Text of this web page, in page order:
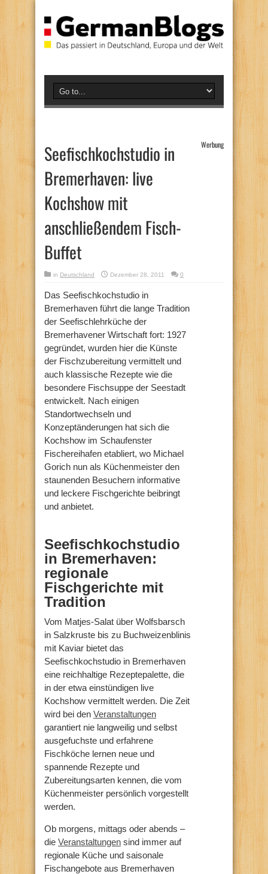
Seefischkochstudio in
Bremerhaven: live
Kochshow mit
anschließendem Fisch-
Buffet
Werbung
in Deutschland Dezember 28, 2011 0
Das Seefischkochstudio in
Bremerhaven führt die lange Tradition
der Seefischlehrküche der
Bremerhavener Wirtschaft fort: 1927
gegründet, wurden hier die Künste
der Fischzubereitung vermittelt und
auch klassische Rezepte wie die
besondere Fischsuppe der Seestadt
entwickelt. Nach einigen
Standortwechseln und
Konzeptänderungen hat sich die
Kochshow im Schaufenster
Fischereihafen etabliert, wo Michael
Gorich nun als Küchenmeister den
staunenden Besuchern informative
und leckere Fischgerichte beibringt
und anbietet.
Seefischkochstudio
in Bremerhaven:
regionale
Fischgerichte mit
Tradition
Vom Matjes-Salat über Wolfsbarsch
in Salzkruste bis zu Buchweizenblinis
mit Kaviar bietet das
Seefischkochstudio in Bremerhaven
eine reichhaltige Rezeptepalette, die
in der etwa einstündigen live
Kochshow vermittelt werden. Die Zeit
wird bei den Veranstaltungen
garantiert nie langweilig und selbst
ausgefuchste und erfahrene
Fischköche lernen neue und
spannende Rezepte und
Zubereitungsarten kennen, die vom
Küchenmeister persönlich vorgestellt
werden.
Ob morgens, mittags oder abends –
die Veranstaltungen sind immer auf
regionale Küche und saisonale
Fischangebote aus Bremerhaven